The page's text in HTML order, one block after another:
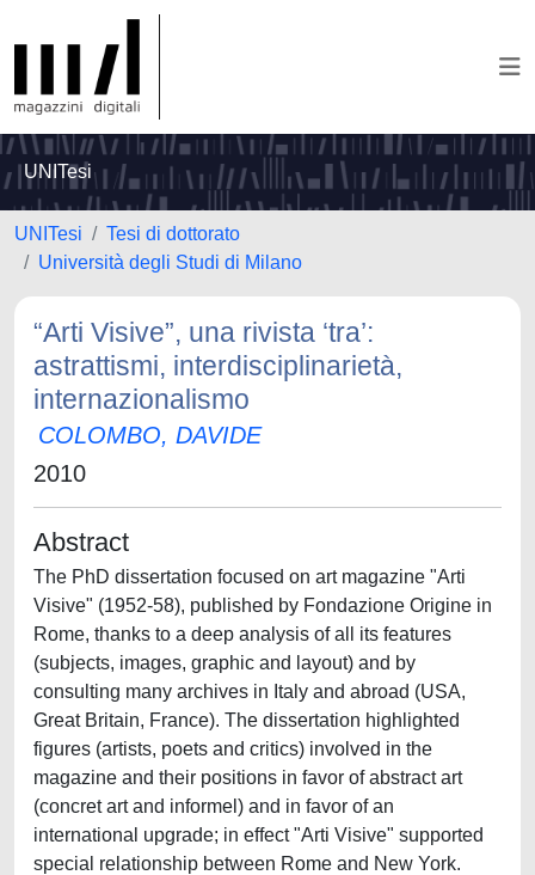
UNITesi
UNITesi
Tesi di dottorato
Università degli Studi di Milano
“Arti Visive”, una rivista ‘tra’:
astrattismi, interdisciplinarietà,
internazionalismo
COLOMBO, DAVIDE
2010
Abstract
The PhD dissertation focused on art magazine "Arti
Visive" (1952-58), published by Fondazione Origine in
Rome, thanks to a deep analysis of all its features
(subjects, images, graphic and layout) and by
consulting many archives in Italy and abroad (USA,
Great Britain, France). The dissertation highlighted
figures (artists, poets and critics) involved in the
magazine and their positions in favor of abstract art
(concret art and informel) and in favor of an
international upgrade; in effect "Arti Visive" supported
special relationship between Rome and New York.